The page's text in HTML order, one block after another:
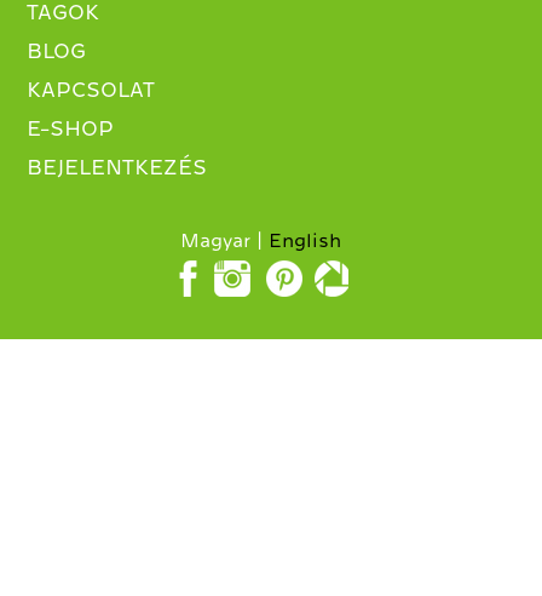
TAGOK
BLOG
KAPCSOLAT
E-SHOP
BEJELENTKEZÉS
Magyar English